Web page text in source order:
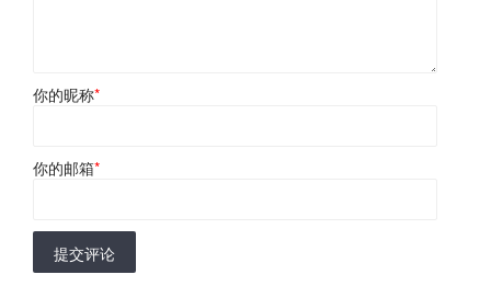
你的昵称*
你的邮箱*
提交评论